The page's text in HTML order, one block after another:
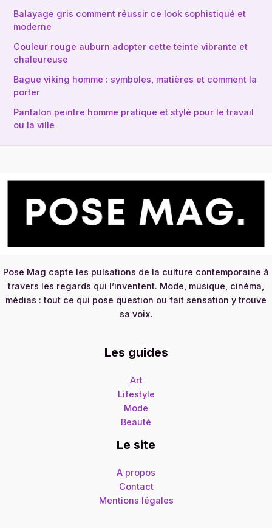
Balayage gris comment réussir ce look sophistiqué et
moderne
Couleur rouge auburn adopter cette teinte vibrante et
chaleureuse
Bague viking homme : symboles, matières et comment la
porter
Pantalon peintre homme pratique et stylé pour le travail
ou la ville
Pose Mag capte les pulsations de la culture contemporaine à
travers les regards qui l’inventent. Mode, musique, cinéma,
médias : tout ce qui pose question ou fait sensation y trouve
sa voix.
Les guides
Art
Lifestyle
Mode
Beauté
Le site
A propos
Contact
Mentions légales